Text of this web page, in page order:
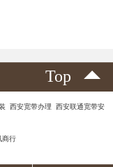
Top
西安宽带办理 西安联通宽带安
商行